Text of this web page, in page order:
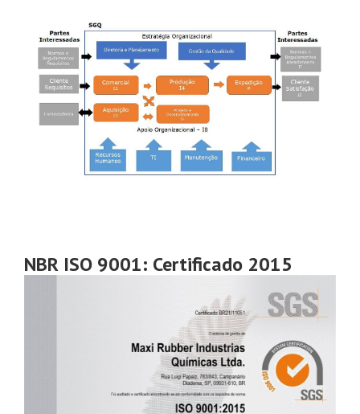
NBR ISO 9001: Certificado 2015